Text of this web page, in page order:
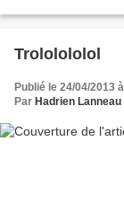
Trololololol
Publié le 24/04/2013
Par Hadrien Lanneau